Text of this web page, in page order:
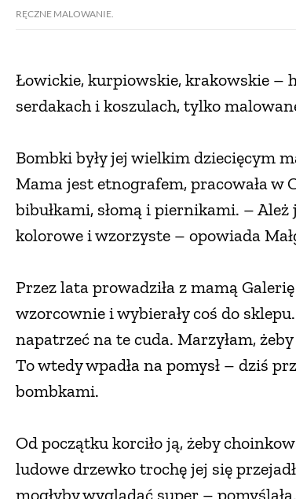
RĘCZNE MALOWANIE.
Łowickie, kurpiowskie, krakowskie –
serdakach i koszulach, tylko
Bombki były jej wielkim dziecięcym
Mama jest etnografem, pracowała w
bibułkami, słomą i piernikami. –
kolorowe i wzorzyste – opowiada
Przez lata prowadziła z mamą
wzorcownie i wybierały coś do
napatrzeć na te cuda. Marzyłam,
To wtedy wpadła na pomysł – dziś
bombkami.
Od początku korciło ją, żeby
ludowe drzewko trochę jej się
mogłyby wyglądać super –